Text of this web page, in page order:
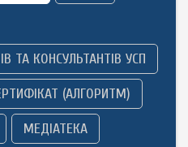
ТА КОНСУЛЬТАНТІВ УСП
(АЛГОРИТМ)
МЕДІАТЕКА